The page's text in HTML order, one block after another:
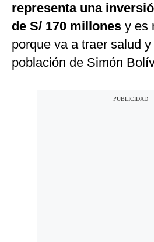
representa una
de S/ 170 millones y es
porque va a traer salud
población de Simón